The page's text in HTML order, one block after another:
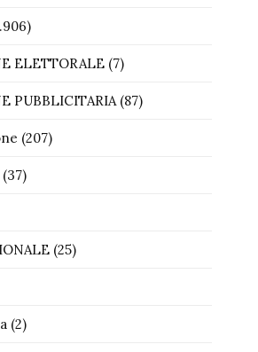
ELETTORALE(7)
PUBBLICITARIA(87)
(207)
(25)
(2)